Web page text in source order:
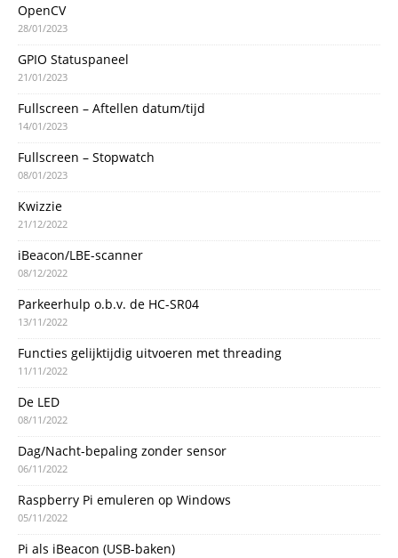
OpenCV
28/01/2023
GPIO Statuspaneel
21/01/2023
Fullscreen – Aftellen datum/tijd
14/01/2023
Fullscreen – Stopwatch
08/01/2023
Kwizzie
21/12/2022
iBeacon/LBE-scanner
08/12/2022
Parkeerhulp o.b.v. de HC-SR04
13/11/2022
Functies gelijktijdig uitvoeren met threading
11/11/2022
De LED
08/11/2022
Dag/Nacht-bepaling zonder sensor
06/11/2022
Raspberry Pi emuleren op Windows
05/11/2022
Pi als iBeacon (USB-baken)